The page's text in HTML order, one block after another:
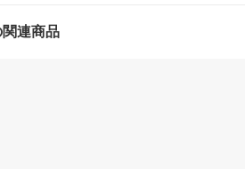
連商品